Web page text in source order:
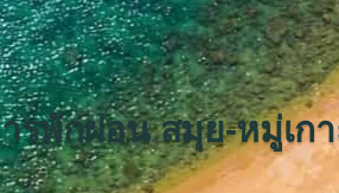
พักผ่อน สมุย-หมู่เกา